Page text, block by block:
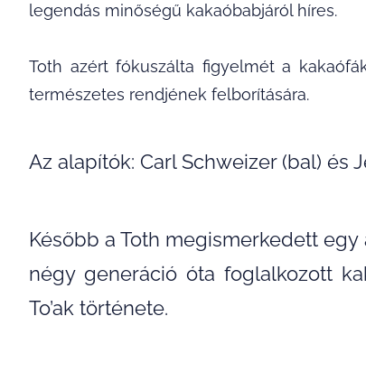
legendás minőségű kakaóbabjáról híres.
Toth azért fókuszálta figyelmét a
természetes rendjének felborítására.
Az alapítók: Carl Schweizer (bal) és
Később a Toth megismerkedett
négy generáció óta foglalkozott
To’ak története.